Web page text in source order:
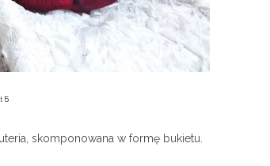
5
skomponowana w formę bukietu.